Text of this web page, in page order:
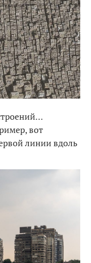
вот
линии вдоль